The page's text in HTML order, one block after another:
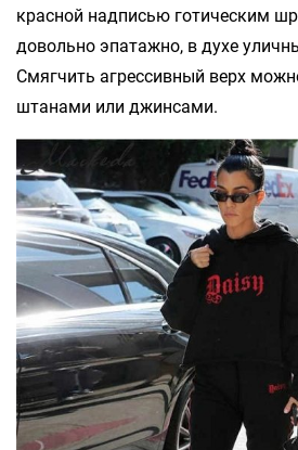
красной надписью готическим
довольно эпатажно, в духе
Смягчить агрессивный верх
штанами или джинсами.